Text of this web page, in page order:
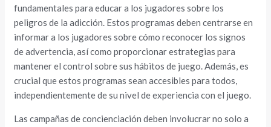
fundamentales para educar a los jugadores sobre los
peligros de la adicción. Estos programas deben centrarse en
informar a los jugadores sobre cómo reconocer los signos
de advertencia, así como proporcionar estrategias para
mantener el control sobre sus hábitos de juego. Además, es
crucial que estos programas sean accesibles para todos,
independientemente de su nivel de experiencia con el juego.
Las campañas de concienciación deben involucrar no solo a